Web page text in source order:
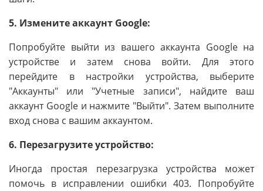
5. Измените аккаунт Google:
Попробуйте выйти из вашего аккаунта Google на
устройстве и затем снова войти. Для этого
перейдите в настройки устройства, выберите
"Аккаунты" или "Учетные записи", найдите ваш
аккаунт Google и нажмите "Выйти". Затем выполните
вход снова с вашим аккаунтом.
6. Перезагрузите устройство:
Иногда простая перезагрузка устройства может
помочь в исправлении ошибки 403. Попробуйте